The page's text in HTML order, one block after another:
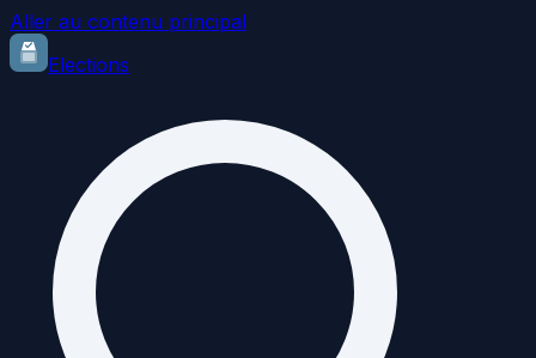
Aller au contenu principal
Elections